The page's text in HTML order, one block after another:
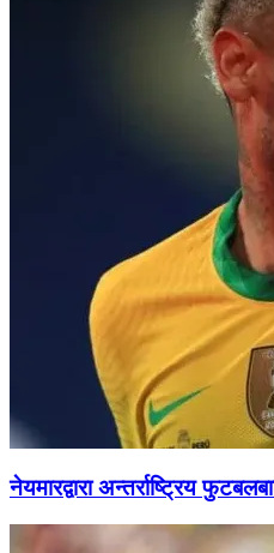
नेयमारद्वारा अन्तर्राष्ट्रिय